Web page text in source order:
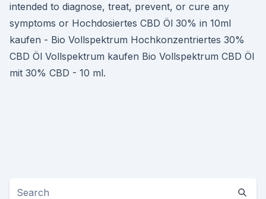
intended to diagnose, treat, prevent, or cure any
symptoms or Hochdosiertes CBD Öl 30% in 10ml
kaufen - Bio Vollspektrum Hochkonzentriertes 30%
CBD Öl Vollspektrum kaufen Bio Vollspektrum CBD Öl
mit 30% CBD - 10 ml.